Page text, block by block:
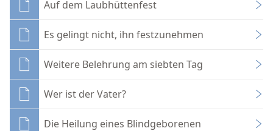
Auf dem Laubhüttenfest
Es gelingt nicht, ihn festzunehmen
Weitere Belehrung am siebten Tag
Wer ist der Vater?
Die Heilung eines Blindgeborenen